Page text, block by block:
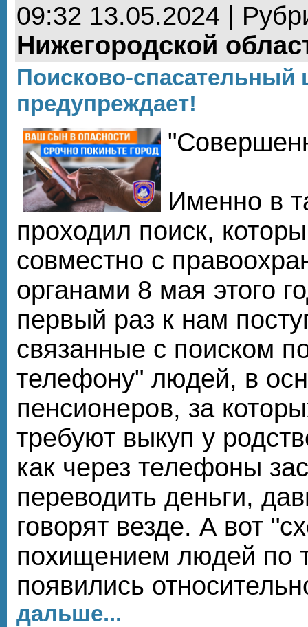
09:32 13.05.2024 |
Нижегородской
Поисково-
предупреждает!
Именно в
проходил поиск,
совместно с
органами 8 мая этого
первый раз к нам
связанные с поиском
телефону" людей, в
пенсионеров, за
требуют выкуп у
как через телефоны
переводить деньги,
говорят везде. А вот
похищением людей по
появились
дальше...